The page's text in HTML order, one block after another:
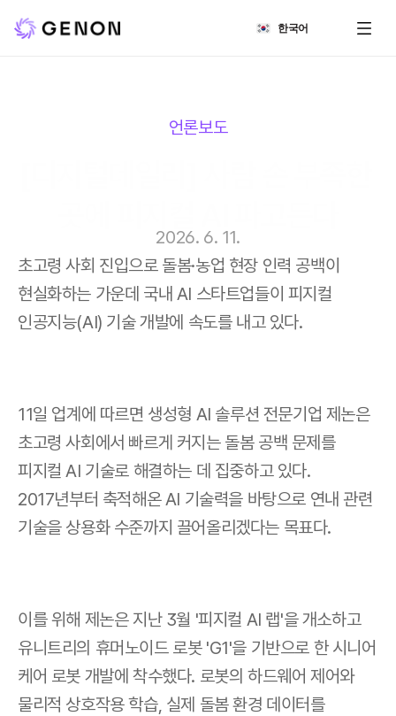
한국어
언론보도
2026. 6. 11.
초고령 사회 진입으로 돌봄·농업 현장 인력 공백이
현실화하는 가운데 국내 AI 스타트업들이 피지컬
인공지능(AI) 기술 개발에 속도를 내고 있다.
11일 업계에 따르면 생성형 AI 솔루션 전문기업 제논은
초고령 사회에서 빠르게 커지는 돌봄 공백 문제를
피지컬 AI 기술로 해결하는 데 집중하고 있다.
2017년부터 축적해온 AI 기술력을 바탕으로 연내 관련
기술을 상용화 수준까지 끌어올리겠다는 목표다.
이를 위해 제논은 지난 3월 '피지컬 AI 랩'을 개소하고
유니트리의 휴머노이드 로봇 'G1'을 기반으로 한 시니어
케어 로봇 개발에 착수했다. 로봇의 하드웨어 제어와
물리적 상호작용 학습, 실제 돌봄 환경 데이터를